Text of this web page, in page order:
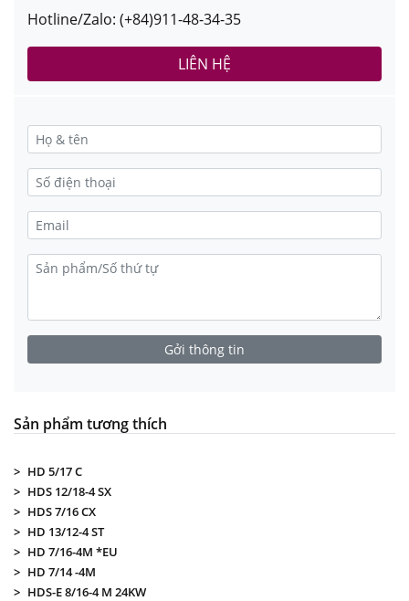
Hotline/Zalo: (+84)911-48-34-35
LIÊN HỆ
Sản phẩm tương thích
HD 5/17 C
HDS 12/18-4 SX
HDS 7/16 CX
HD 13/12-4 ST
HD 7/16-4M *EU
HD 7/14 -4M
HDS-E 8/16-4 M 24KW